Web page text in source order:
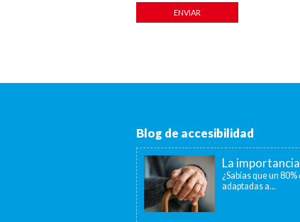
Blog de accesibilidad
La
¿Sabías que un
adaptadas a...